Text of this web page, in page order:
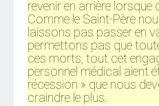
revenir en arrière
Comme le Saint-Père
laissons pas passer en
permettons pas que
ces morts, tout cet
personnel médical aient
récession » que nous
craindre le plus.